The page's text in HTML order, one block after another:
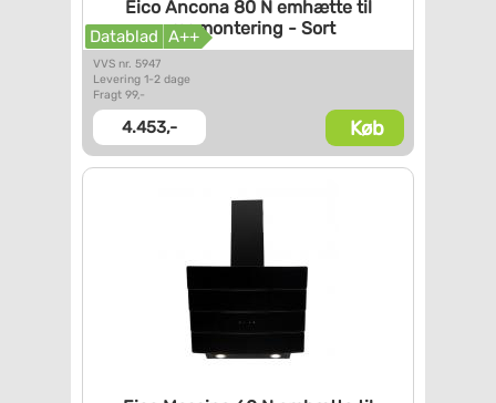
Eico Ancona 80 N emhætte til
vægmontering - Sort
Datablad A++
VVS nr. 5947
Levering 1-2 dage
Fragt 99,-
4.453,- Køb